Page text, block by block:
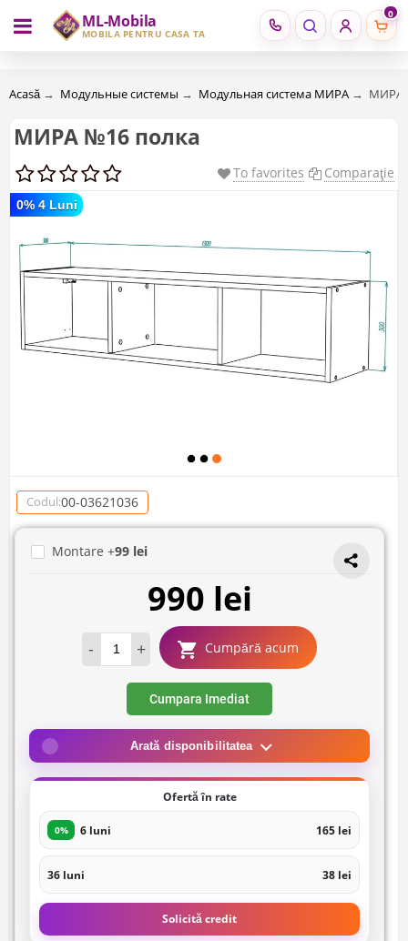
ML-Mobila
MOBILĂ PENTRU CASA TA
0
RU RO
Acasă → Модульные системы → Модульная система МИРА → МИРА
МИРА №16 полка
To favorites Comparaţie
0% 4 Luni
Codul:00-03621036
Montare +99 lei
990 lei
- + Cumpără acum
Cumpara Imediat
Arată disponibilitatea
Ofertă în rate
0% 6 luni 165 lei
36 luni 38 lei
Solicită credit